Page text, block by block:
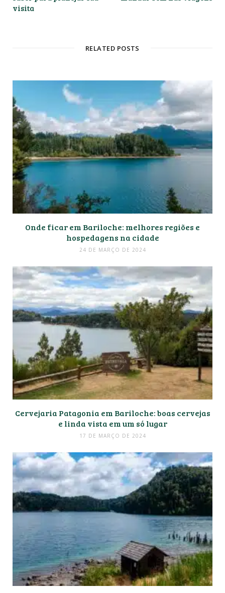
visita
RELATED POSTS
Onde ficar em Bariloche: melhores regiões e
hospedagens na cidade
24 DE MARÇO DE 2024
Cervejaria Patagonia em Bariloche: boas cervejas
e linda vista em um só lugar
17 DE MARÇO DE 2024